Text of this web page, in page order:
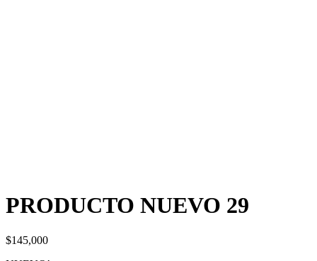
PRODUCTO NUEVO 29
$145,000